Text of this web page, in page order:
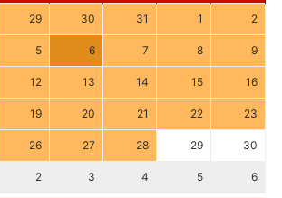
29 30 31 1 2
5 6 7 8 9
12 13 14 15 16
19 20 21 22 23
26 27 28 29 30
2 3 4 5 6